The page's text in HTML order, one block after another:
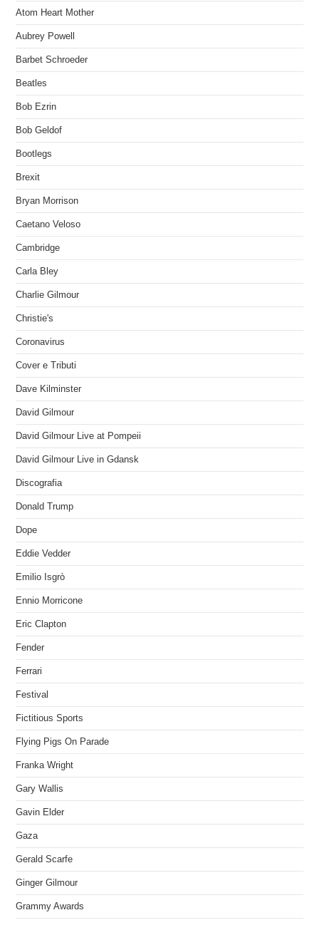
Atom Heart Mother
Aubrey Powell
Barbet Schroeder
Beatles
Bob Ezrin
Bob Geldof
Bootlegs
Brexit
Bryan Morrison
Caetano Veloso
Cambridge
Carla Bley
Charlie Gilmour
Christie's
Coronavirus
Cover e Tributi
Dave Kilminster
David Gilmour
David Gilmour Live at Pompeii
David Gilmour Live in Gdansk
Discografia
Donald Trump
Dope
Eddie Vedder
Emilio Isgrò
Ennio Morricone
Eric Clapton
Fender
Ferrari
Festival
Fictitious Sports
Flying Pigs On Parade
Franka Wright
Gary Wallis
Gavin Elder
Gaza
Gerald Scarfe
Ginger Gilmour
Grammy Awards